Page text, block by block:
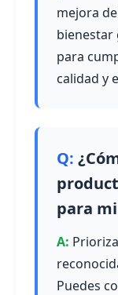
mejora
bienestar
para
calidad y
para
Puedes